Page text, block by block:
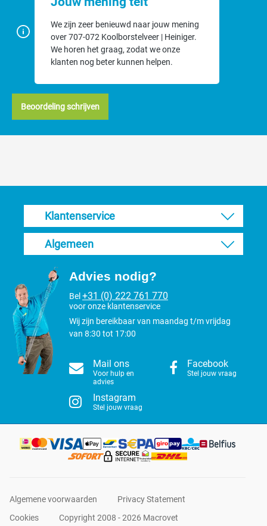
We zijn zeer benieuwd naar jouw mening
over 707-072 Koolborstelveer | Heiniger.
We horen het graag, zodat we onze
klanten nog beter kunnen helpen.
Beoordeling schrijven
Klantenservice
Algemeen
Advies nodig?
Bel +31 (0) 222 761 770
voor onze klantenservice
Wij zijn bereikbaar van maandag t/m vrijdag
van 8:30 tot 17:00
Mail ons
Voor hulp en
advies
Facebook
Stel jouw vraag
Instagram
Stel jouw vraag
Algemene voorwaarden
Privacy Statement
Cookies
Copyright 2008 - 2026 Macrovet